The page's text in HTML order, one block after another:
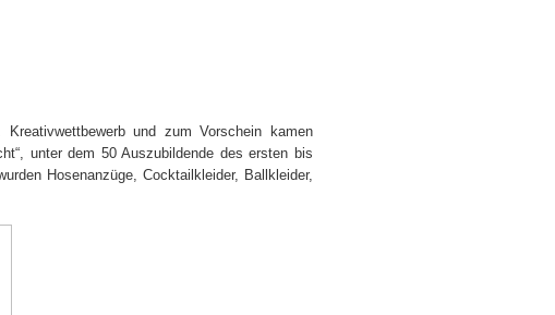
und zum Vorschein kamen
unter dem 50 Auszubildende des ersten bis
Hosenanzüge, Cocktailkleider, Ballkleider,